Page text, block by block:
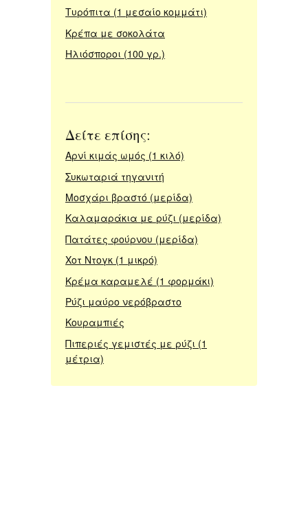
Τυρόπιτα (1 μεσαίο κομμάτι)
Κρέπα με σοκολάτα
Ηλιόσποροι (100 γρ.)
Δείτε επίσης:
Αρνί κιμάς ωμός (1 κιλό)
Συκωταριά τηγανιτή
Μοσχάρι βραστό (μερίδα)
Καλαμαράκια με ρύζι (μερίδα)
Πατάτες φούρνου (μερίδα)
Χοτ Ντογκ (1 μικρό)
Κρέμα καραμελέ (1 φορμάκι)
Ρύζι μαύρο νερόβραστο
Κουραμπιές
Πιπεριές γεμιστές με ρύζι (1
μέτρια)